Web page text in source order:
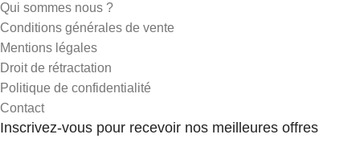
Qui sommes nous ?
Conditions générales de vente
Mentions légales
Droit de rétractation
Politique de confidentialité
Contact
Inscrivez-vous pour recevoir nos meilleures offres